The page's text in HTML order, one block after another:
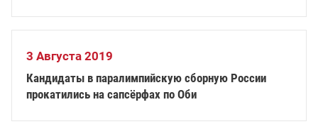
3 Августа 2019
Кандидаты в паралимпийскую сборную России
прокатились на сапсёрфах по Оби